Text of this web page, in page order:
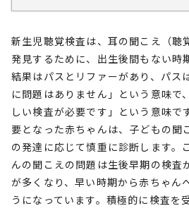
新生児聴覚検査は、耳の聞こえ（聴
発見するために、出生後間もない時
結果はパスとリファーがあり、パス
に問題はありません」という意味で
しい検査が必要です」という意味で
要となった赤ちゃんは、子どもの聞
の発達に応じて慎重に診断します。
んの聞こえの問題は生後早期の検査
が多くなり、早い時期から赤ちゃん
うになっています。積極的に検査を